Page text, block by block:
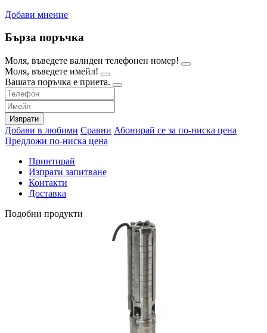
Добави мнение
Бърза поръчка
Моля, въведете валиден телефонен номер!
Моля, въведете имейл!
Вашата поръчка е приета.
Изпрати
Добави в любими Сравни Абонирай се за по-ниска цена
Предложи по-ниска цена
Принтирай
Изпрати запитване
Контакти
Доставка
Подобни продукти